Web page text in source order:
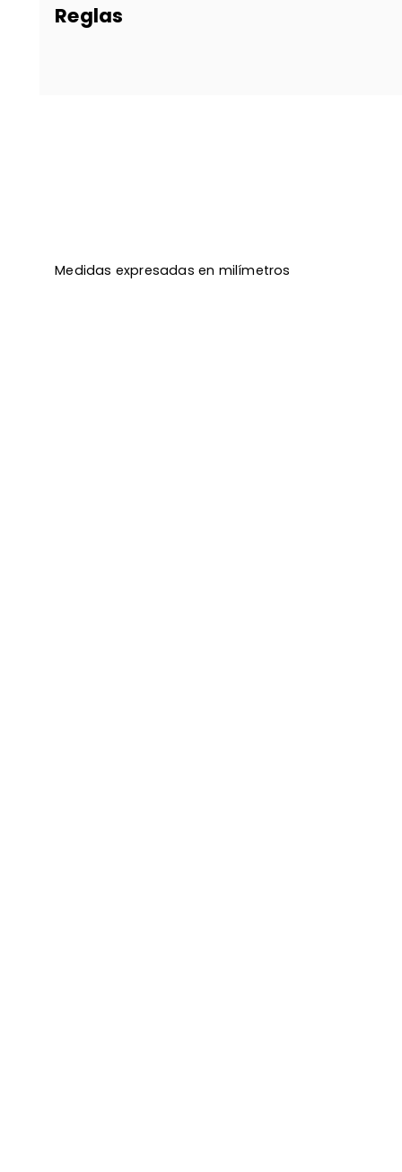
Reglas
Medidas expresadas en milímetros